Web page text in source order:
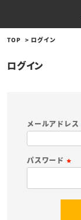
TOP ログイン
ログイン
メールアドレス
パスワード